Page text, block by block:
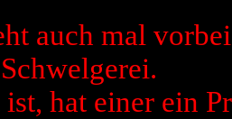
auch mal
hat einer ein